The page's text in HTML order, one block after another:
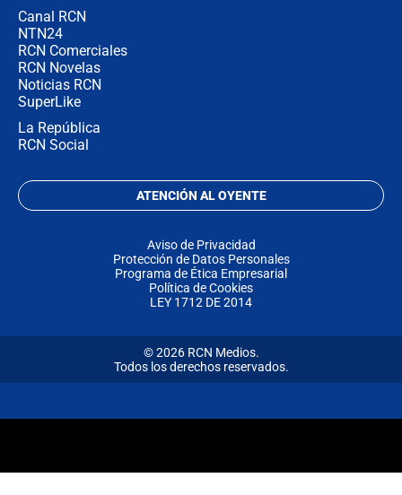
Canal RCN
NTN24
RCN Comerciales
RCN Novelas
Noticias RCN
SuperLike
La República
RCN Social
ATENCIÓN AL OYENTE
Aviso de Privacidad
Protección de Datos Personales
Programa de Ética Empresarial
Política de Cookies
LEY 1712 DE 2014
© 2026 RCN Medios.
Todos los derechos reservados.